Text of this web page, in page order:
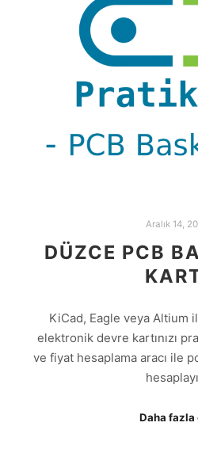
Aralık 14,
DÜZCE PCB
KiCad, Eagle veya Altium
elektronik devre kartınızı
ve fiyat hesaplama aracı ile
Daha fazla